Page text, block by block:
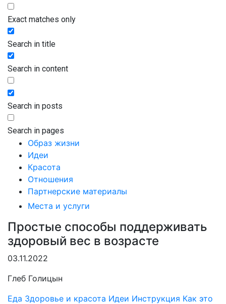
Exact matches only
Search in title
Search in content
Search in posts
Search in pages
Образ жизни
Идеи
Красота
Отношения
Партнерские материалы
Места и услуги
Простые способы поддерживать
здоровый вес в возрасте
03.11.2022
Глеб Голицын
Еда Здоровье и красота Идеи Инструкция Как это